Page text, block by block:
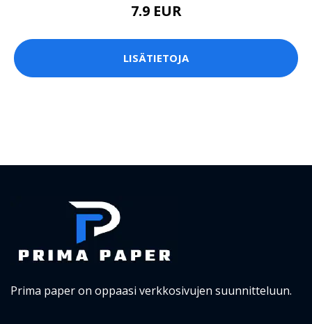
7.9 EUR
LISÄTIETOJA
Prima paper on oppaasi verkkosivujen suunnitteluun.